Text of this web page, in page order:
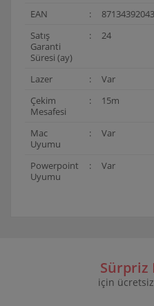
EAN :
Satış
Garanti
Süresi (ay)
: 24
Lazer :
Var
Çekim
Mesafesi
: 15m
Mac
Uyumu
: Var
Powerpoint
Uyumu
: Var
Ürün resmi kalitesiz,
Sürpriz
için